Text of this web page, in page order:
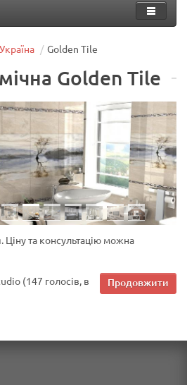
Україна Golden Tile
Golden Tile
Ціну та консультацію можна
Продовжити
(147 голосів, в